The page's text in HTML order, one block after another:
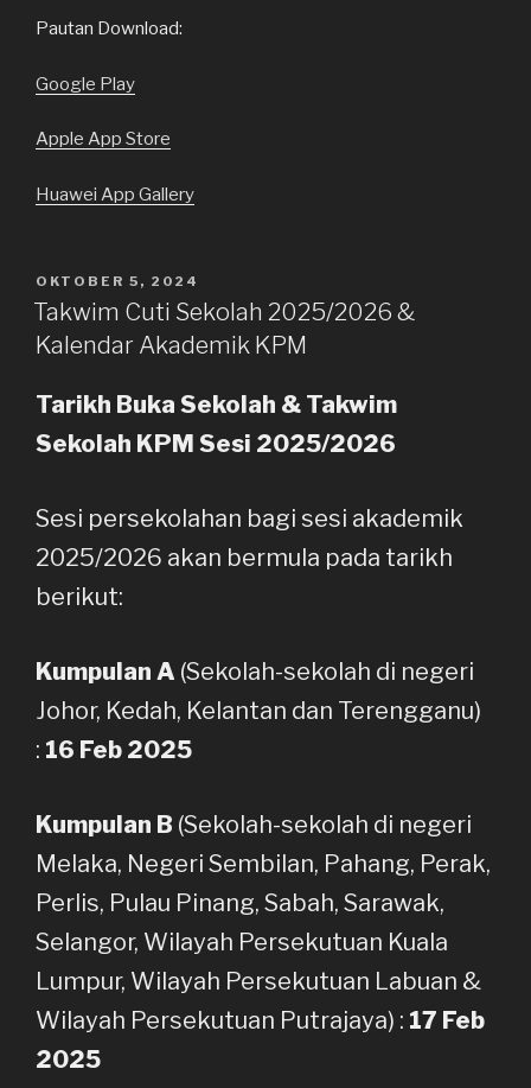
Pautan Download:
Google Play
Apple App Store
Huawei App Gallery
DIKIRIM
PADA
OKTOBER 5, 2024
Takwim Cuti Sekolah 2025/2026 &
Kalendar Akademik KPM
Tarikh Buka Sekolah & Takwim
Sekolah KPM Sesi 2025/2026
Sesi persekolahan bagi sesi akademik
2025/2026 akan bermula pada tarikh
berikut:
Kumpulan A (Sekolah-sekolah di negeri
Johor, Kedah, Kelantan dan Terengganu)
: 16 Feb 2025
Kumpulan B (Sekolah-sekolah di negeri
Melaka, Negeri Sembilan, Pahang, Perak,
Perlis, Pulau Pinang, Sabah, Sarawak,
Selangor, Wilayah Persekutuan Kuala
Lumpur, Wilayah Persekutuan Labuan &
Wilayah Persekutuan Putrajaya) : 17 Feb
2025